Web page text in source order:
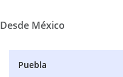
Desde México
Puebla